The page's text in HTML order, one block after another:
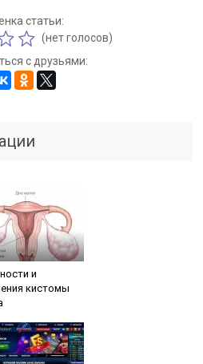
статьи:
(нет голосов)
с друзьями:
и
кистомы